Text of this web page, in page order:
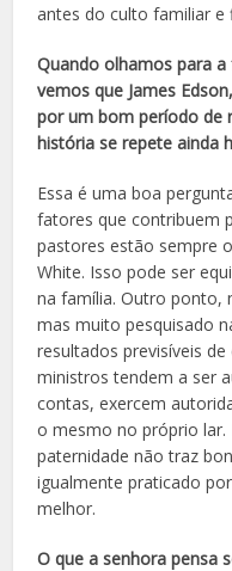
antes do culto familiar e
Quando olhamos para a
vemos que James
por um bom período de
história se repete ainda
Essa é uma boa
fatores que contribuem
pastores estão sempre
White. Isso pode ser
na família. Outro ponto,
mas muito pesquisado
resultados previsíveis
ministros tendem a ser
contas, exercem
o mesmo no próprio
paternidade não traz
igualmente praticado
melhor.
O que a senhora pensa